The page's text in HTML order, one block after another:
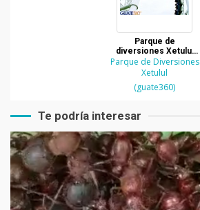
Parque de
diversiones Xetulul
del IRTRA
Parque de Diversiones
Xetulul
(guate360)
Te podría interesar